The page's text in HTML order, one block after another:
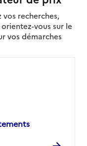
vos recherches,
vous sur le
vos démarches